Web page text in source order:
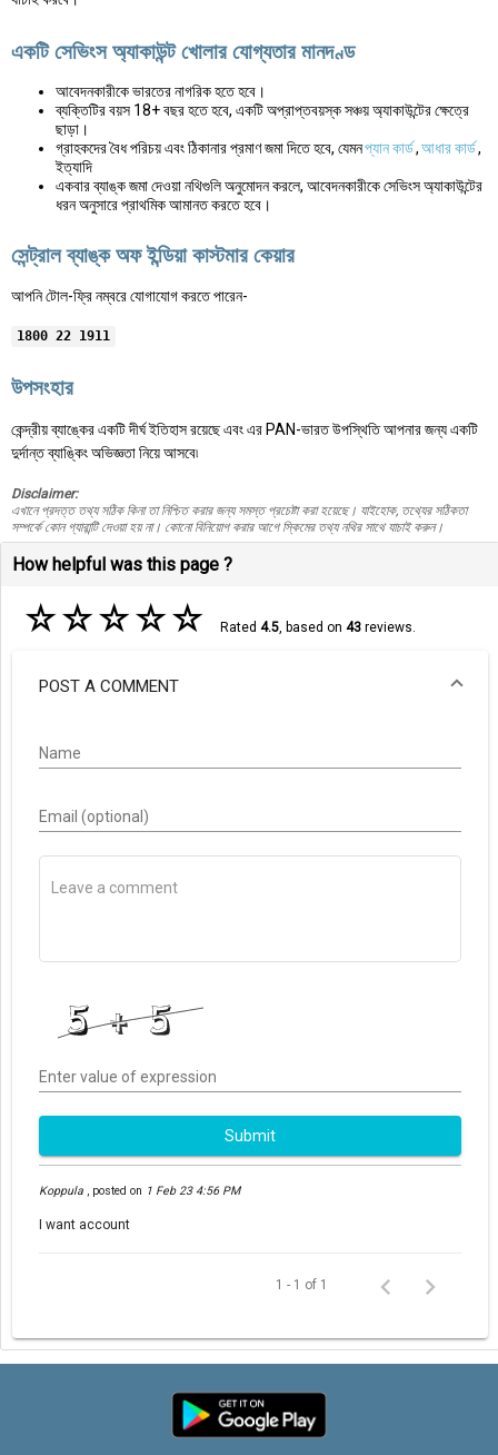
একটি সেভিংস অ্যাকাউন্ট খোলার যোগ্যতার মানদণ্ড
আবেদনকারীকে ভারতের নাগরিক হতে হবে।
ব্যক্তিটির বয়স 18+ বছর হতে হবে, একটি অপ্রাপ্তবয়স্ক সঞ্চয় অ্যাকাউন্টের ক্ষেত্রে
ছাড়া।
গ্রাহকদের বৈধ পরিচয় এবং ঠিকানার প্রমাণ জমা দিতে হবে, যেমনপ্যান কার্ড,আধার কার্ড,
ইত্যাদি
একবার ব্যাঙ্ক জমা দেওয়া নথিগুলি অনুমোদন করলে, আবেদনকারীকে সেভিংস অ্যাকাউন্টের
ধরন অনুসারে প্রাথমিক আমানত করতে হবে।
সেন্ট্রাল ব্যাঙ্ক অফ ইন্ডিয়া কাস্টমার কেয়ার
আপনি টোল-ফ্রি নম্বরে যোগাযোগ করতে পারেন-
1800 22 1911
উপসংহার
কেন্দ্রীয় ব্যাঙ্কের একটি দীর্ঘ ইতিহাস রয়েছে এবং এর PAN-ভারত উপস্থিতি আপনার জন্য একটি
দুর্দান্ত ব্যাঙ্কিং অভিজ্ঞতা নিয়ে আসবে৷
Disclaimer:
এখানে প্রদত্ত তথ্য সঠিক কিনা তা নিশ্চিত করার জন্য সমস্ত প্রচেষ্টা করা হয়েছে। যাইহোক, তথ্যের সঠিকতা
সম্পর্কে কোন গ্যারান্টি দেওয়া হয় না। কোনো বিনিয়োগ করার আগে স্কিমের তথ্য নথির সাথে যাচাই করুন।
How helpful was this page ?
☆☆☆☆☆ Rated 4.5, based on 43reviews.
POST A COMMENT
Name
Email (optional)
Enter value of expression
Submit
Koppula , posted on 1 Feb 23 4:56 PM
I want account
1 - 1 of 1